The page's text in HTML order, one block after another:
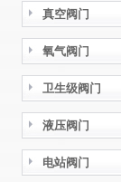
真空阀门
氧气阀门
卫生级阀门
液压阀门
电站阀门